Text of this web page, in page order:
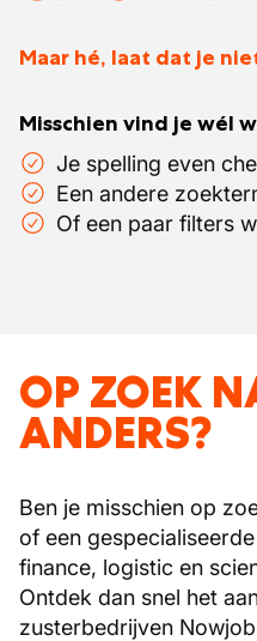
Maar hé, laat dat je
Misschien vind je wél
Je spelling even
Een andere
Of een paar filters
OP ZOEK
ANDERS?
Ben je misschien op
of een
finance, logistic en
Ontdek dan snel het
zusterbedrijven